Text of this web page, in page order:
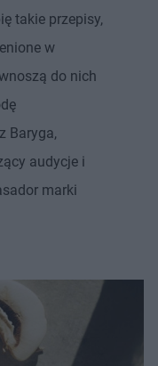
takie przepisy,
w
do nich
Baryga,
audycje i
marki